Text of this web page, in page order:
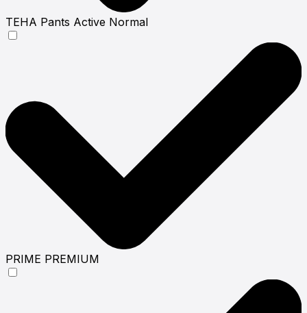
ТЕНА Pants Active Normal
PRIME PREMIUM